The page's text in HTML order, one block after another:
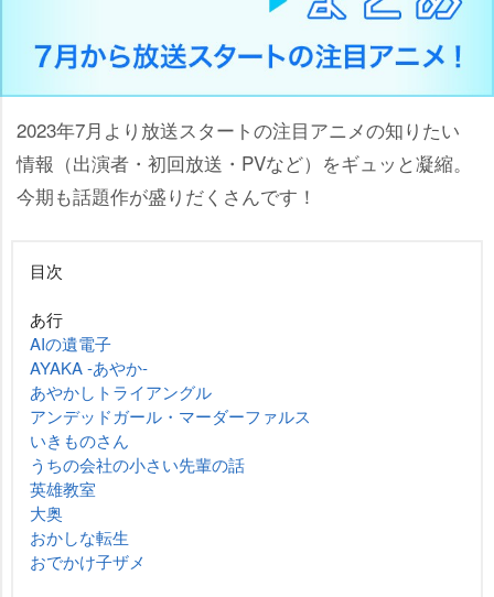
2023年7月より放送スタートの注目アニメの知りたい
情報（出演者・初回放送・PVなど）をギュッと凝縮。
今期も話題作が盛りだくさんです！
目次
あ行
AIの遺電子
AYAKA ‐あやか‐
あやかしトライアングル
アンデッドガール・マーダーファルス
いきものさん
うちの会社の小さい先輩の話
英雄教室
大奥
おかしな転生
おでかけ子ザメ